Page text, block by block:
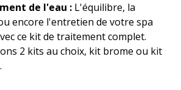
de l'eau :L'équilibre, la
encore l'entretien de votre spa
ce kit de traitement complet.
2 kits au choix, kit brome ou kit